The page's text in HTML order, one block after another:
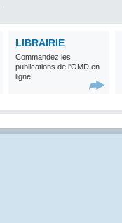
LIBRAIRIE
Commandez les
publications de l'OMD en
ligne